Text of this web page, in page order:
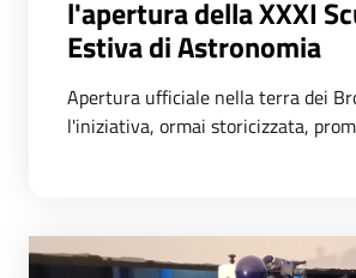
l'apertura della XXXI
Estiva di Astronomia
Apertura ufficiale nella terra dei
l'iniziativa, ormai storicizzata,